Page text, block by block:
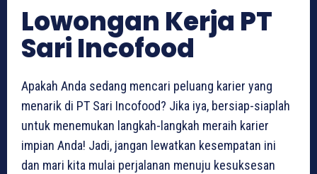
Lowongan Kerja PT
Sari Incofood
Apakah Anda sedang mencari peluang karier yang
menarik di PT Sari Incofood? Jika iya, bersiap-siaplah
untuk menemukan langkah-langkah meraih karier
impian Anda! Jadi, jangan lewatkan kesempatan ini
dan mari kita mulai perjalanan menuju kesuksesan